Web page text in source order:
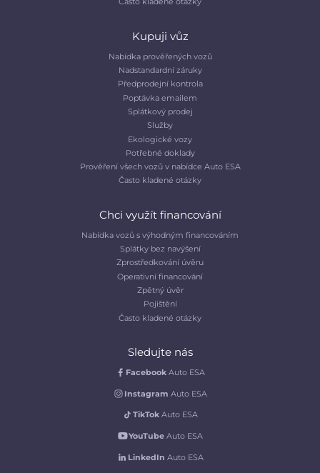
Kupuji vůz
Nabídka prověřených vozů
Nadstandardní záruky
Předprodejní kontrola
Poptávka emailem
Splátkový prodej
Služby
Ekologické vozy
Potřebné doklady
Prověření všech vozů v nabídce Auto ESA
Často kladené otázky
Chci využít financování
Nabídka vozů s výhodným financováním
Splátky bez navýšení
Zprostředkování úvěru
Operativní financování
Zpětný úvěr
Pojištění
Často kladené otázky
Sledujte nás
Facebook Auto ESA
Instagram Auto ESA
TikTok Auto ESA
YouTubeAuto ESA
LinkedIn Auto ESA